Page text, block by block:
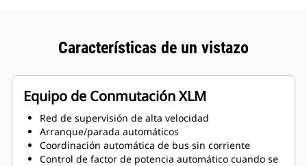
Características de un vistazo
Equipo de Conmutación XLM
Red de supervisión de alta velocidad
Arranque/parada automáticos
Coordinación automática de bus sin corriente
Control de factor de potencia automático cuando se